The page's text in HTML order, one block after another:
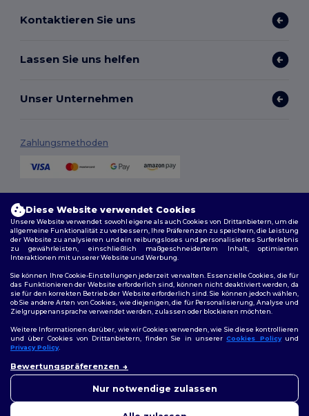
Kontaktieren Sie uns
Lassen Sie uns helfen
Unser Unternehmen
Zahlungsmethoden
Allgemeine Geschäftsbedingungen
Datenschutzbestimmungen|Cookie-Richtlinie|Site Map
Folge uns
Diese Website verwendet Cookies
Unsere Website verwendet sowohl eigene als auch Cookies von Drittanbietern, um die
allgemeine Funktionalität zu verbessern, Ihre Präferenzen zu speichern, die Leistung
der Website zu analysieren und ein reibungsloses und personalisiertes Surferlebnis
zu gewährleisten, einschließlich maßgeschneidertem Inhalt, optimierten
Interaktionen mit unserer Website und Werbung.
Sie können Ihre Cookie-Einstellungen jederzeit verwalten. Essenzielle Cookies, die für
das Funktionieren der Website erforderlich sind, können nicht deaktiviert werden, da
sie für den korrekten Betrieb der Website erforderlich sind. Sie können jedoch wählen,
ob Sie andere Arten von Cookies, wie diejenigen, die für Personalisierung, Analyse und
Zielgruppenansprache verwendet werden, zulassen oder blockieren möchten.
Weitere Informationen darüber, wie wir Cookies verwenden, wie Sie diese kontrollieren
und über Cookies von Drittanbietern, finden Sie in unsererCookies Policyund
Privacy Policy.
Bewertungspräferenzen
Nur notwendige zulassen
uns jederzeit kontaktieren.